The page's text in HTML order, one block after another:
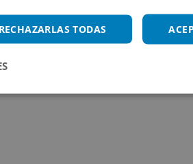
RECHAZARLAS TODAS